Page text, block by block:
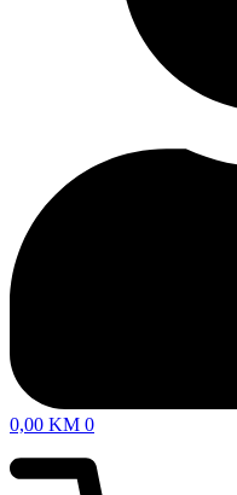
0,00 KM 0